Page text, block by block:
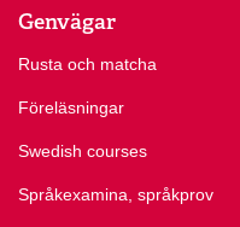
Genvägar
Rusta och matcha
Föreläsningar
Swedish courses
Språkexamina, språkprov